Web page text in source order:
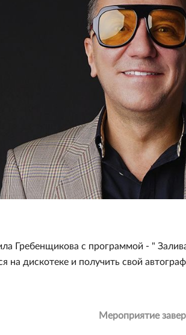
Гребенщикова с программой - "
дискотеке и получить свой автограф
Мероприятие